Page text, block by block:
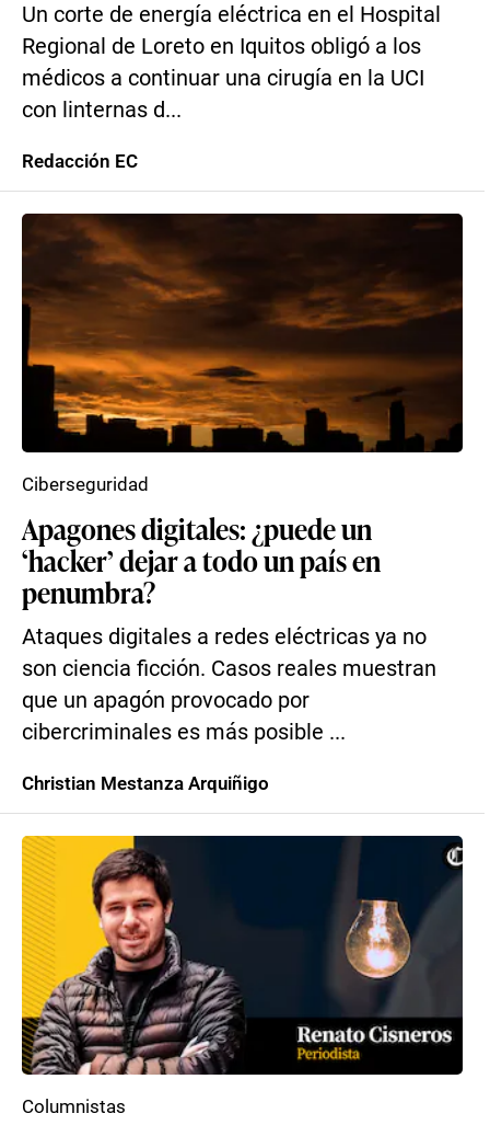
Un corte de energía eléctrica en el Hospital
Regional de Loreto en Iquitos obligó a los
médicos a continuar una cirugía en la UCI
con linternas d...
Redacción EC
Apagones digitales: ¿puede un
‘hacker’ dejar a todo un país en
penumbra?
Ataques digitales a redes eléctricas ya no
son ciencia ficción. Casos reales muestran
que un apagón provocado por
cibercriminales es más posible ...
Ciberseguridad
Christian Mestanza Arquiñigo
Columnistas